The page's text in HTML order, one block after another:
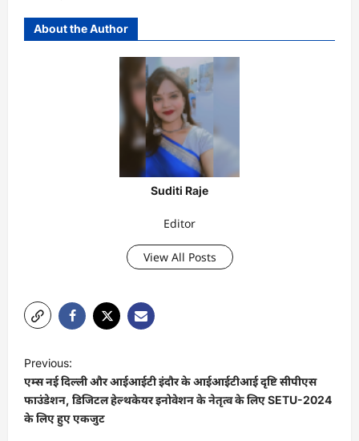
About the Author
Suditi Raje
Editor
View All Posts
P
o
s
t
Previous:
एम्स नई दिल्ली और आईआईटी इंदौर के आईआईटीआई दृष्टि सीपीएस
फाउंडेशन, डिजिटल हेल्थकेयर इनोवेशन के नेतृत्व के लिए SETU-2024
के लिए हुए एकजुट